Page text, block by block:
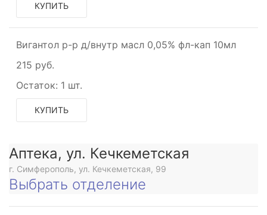
КУПИТЬ
Вигантол р-р д/внутр масл 0,05% фл-кап 10мл
215 руб.
Остаток: 1 шт.
КУПИТЬ
Аптека, ул. Кечкеметская
г. Симферополь, ул. Кечкеметская, 99
Выбрать отделение